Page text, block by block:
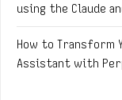
using the Claude
How to Transform
Assistant with